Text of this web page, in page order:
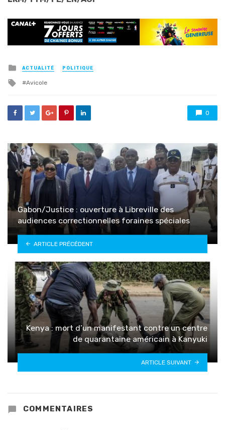
Posted
in
ACTUALITÉ POLITIQUE
Tagged
Avicole
0
Gabon/Justice : ouverture à Libreville des
audiences correctionnelles foraines spéciales
ARTICLE PRÉCÉDENT
Kenya : mort d’un manifestant contre un centre
de quarantaine américain à Kanyuki
ARTICLE SUIVANT
COMMENTAIRES